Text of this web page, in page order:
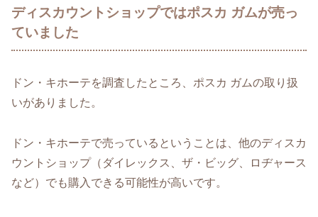
ディスカウントショップではポスカ ガムが売っ
ていました
ドン・キホーテを調査したところ、ポスカ ガムの取り扱
いがありました。
ドン・キホーテで売っているということは、他のディスカ
ウントショップ（ダイレックス、ザ・ビッグ、ロヂャース
など）でも購入できる可能性が高いです。